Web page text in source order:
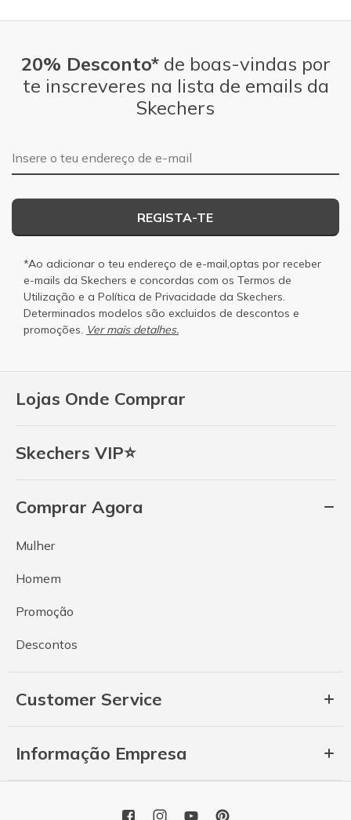
Lojas Onde Comprar
Skechers VIP⭐
Comprar Agora
Mulher
Homem
Promoção
Descontos
Customer Service
Informação Empresa
20% Desconto*de boas-vindas por
te inscreveres na lista de emails da
Skechers
Endereço de e-mail
REGISTA-TE
*Ao adicionar o teu endereço de e-mail,optas por receber
e-mails da Skechers e concordas com os Termos de
Utilização e a Política de Privacidade da Skechers.
Determinados modelos são excluidos de descontos e
promoções. Ver mais detalhes.